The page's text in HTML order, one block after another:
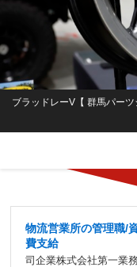
ブラッドレーV【 群馬パーツ
物流営業所の管理職/
費支給
司企業株式会社第一業